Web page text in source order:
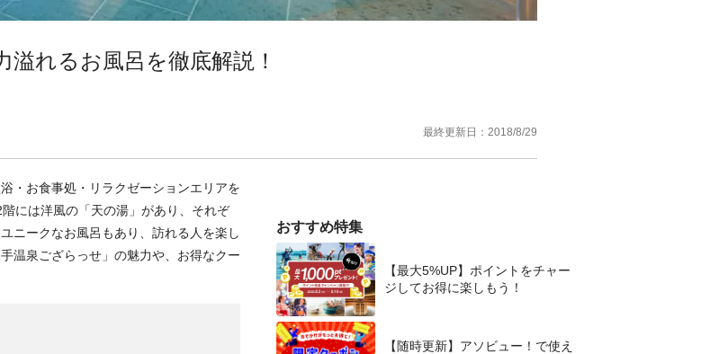
れるお風呂を徹底解説！
最終更新日： 2018/8/29
・お食事処・リラクゼーションエリアを
には洋風の「天の湯」があり、それぞ
ニークなお風呂もあり、訪れる人を楽し
温泉ござらっせ」の魅力や、お得なクー
おすすめ特集
【最大5%UP】ポイントをチャー
ジしてお得に楽しもう！
【随時更新】アソビュー！で使え